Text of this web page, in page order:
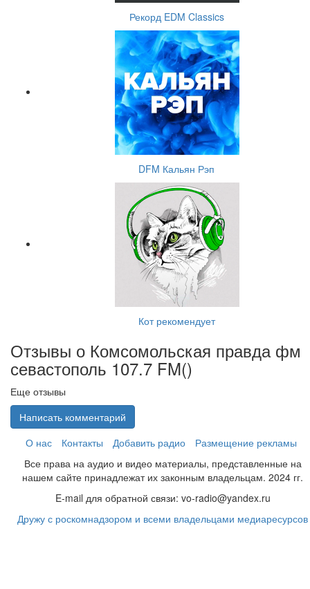
Рекорд EDM Classics
DFM Кальян Рэп
Кот рекомендует
Отзывы о Комсомольская правда фм
севастополь 107.7 FM()
Еще отзывы
Написать комментарий
О нас
Контакты Добавить радио
Размещение рекламы
Все права на аудио и видео материалы, представленные на
нашем сайте принадлежат их законным владельцам. 2024 гг.
E-mail для обратной связи: vo-radio@yandex.ru
Дружу с роскомнадзором и всеми владельцами медиаресурсов